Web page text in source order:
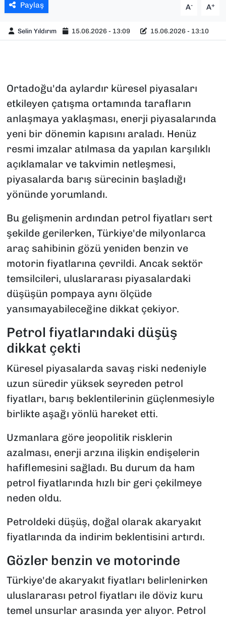
Paylaş A- A+
Selin Yıldırım 15.06.2026 - 13:09 15.06.2026 - 13:10
Ortadoğu'da aylardır küresel piyasaları
etkileyen çatışma ortamında tarafların
anlaşmaya yaklaşması, enerji piyasalarında
yeni bir dönemin kapısını araladı. Henüz
resmi imzalar atılmasa da yapılan karşılıklı
açıklamalar ve takvimin netleşmesi,
piyasalarda barış sürecinin başladığı
yönünde yorumlandı.
Bu gelişmenin ardından petrol fiyatları sert
şekilde gerilerken, Türkiye'de milyonlarca
araç sahibinin gözü yeniden benzin ve
motorin fiyatlarına çevrildi. Ancak sektör
temsilcileri, uluslararası piyasalardaki
düşüşün pompaya aynı ölçüde
yansımayabileceğine dikkat çekiyor.
Petrol fiyatlarındaki düşüş
dikkat çekti
Küresel piyasalarda savaş riski nedeniyle
uzun süredir yüksek seyreden petrol
fiyatları, barış beklentilerinin güçlenmesiyle
birlikte aşağı yönlü hareket etti.
Uzmanlara göre jeopolitik risklerin
azalması, enerji arzına ilişkin endişelerin
hafiflemesini sağladı. Bu durum da ham
petrol fiyatlarında hızlı bir geri çekilmeye
neden oldu.
Petroldeki düşüş, doğal olarak akaryakıt
fiyatlarında da indirim beklentisini artırdı.
Gözler benzin ve motorinde
Türkiye'de akaryakıt fiyatları belirlenirken
uluslararası petrol fiyatları ile döviz kuru
temel unsurlar arasında yer alıyor. Petrol